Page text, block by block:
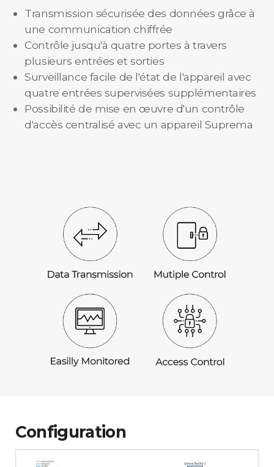
Transmission sécurisée des données grâce à
une communication chiffrée
Contrôle jusqu'à quatre portes à travers
plusieurs entrées et sorties
Surveillance facile de l'état de l'appareil avec
quatre entrées supervisées supplémentaires
Possibilité de mise en œuvre d'un contrôle
d'accès centralisé avec un appareil Suprema
Configuration